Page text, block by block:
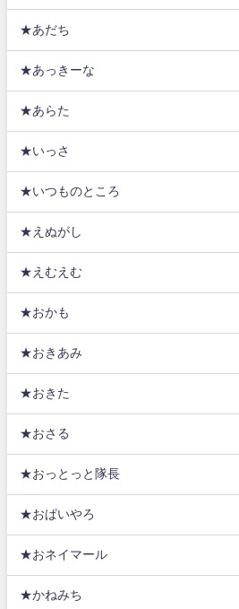
★あだち
★あっきーな
★あらた
★いっさ
★いつものところ
★えぬがし
★えむえむ
★おかも
★おきあみ
★おきた
★おさる
★おっとっと隊長
★おぱいやろ
★おネイマール
★かねみち